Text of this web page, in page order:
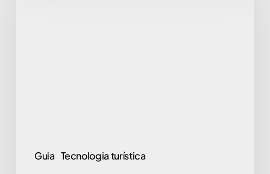
Guia Tecnologia turística